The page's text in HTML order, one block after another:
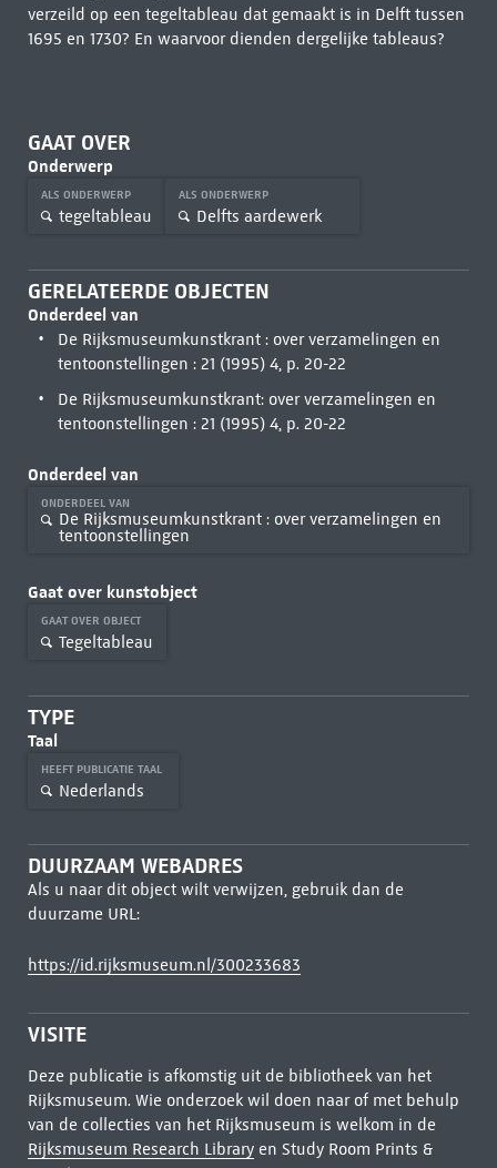
verzeild op een tegeltableau dat gemaakt is in Delft tussen
1695 en 1730? En waarvoor dienden dergelijke tableaus?
GAAT OVER
Onderwerp
ALS ONDERWERP
tegeltableau
ALS ONDERWERP
Delfts aardewerk
GERELATEERDE OBJECTEN
Onderdeel van
De Rijksmuseumkunstkrant : over verzamelingen en
tentoonstellingen : 21 (1995) 4, p. 20-22
De Rijksmuseumkunstkrant: over verzamelingen en
tentoonstellingen : 21 (1995) 4, p. 20-22
Onderdeel van
ONDERDEEL VAN
De Rijksmuseumkunstkrant : over verzamelingen en
tentoonstellingen
Gaat over kunstobject
GAAT OVER OBJECT
Tegeltableau
TYPE
Taal
HEEFT PUBLICATIE TAAL
Nederlands
DUURZAAM WEBADRES
Als u naar dit object wilt verwijzen, gebruik dan de
duurzame URL:
https://id.rijksmuseum.nl/300233683
VISITE
Deze publicatie is afkomstig uit de bibliotheek van het
Rijksmuseum. Wie onderzoek wil doen naar of met behulp
van de collecties van het Rijksmuseum is welkom in de
Rijksmuseum Research Libraryen Study Room Prints &